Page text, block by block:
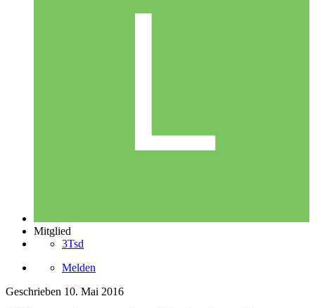
Mitglied
3Tsd
Melden
Geschrieben 10. Mai 2016